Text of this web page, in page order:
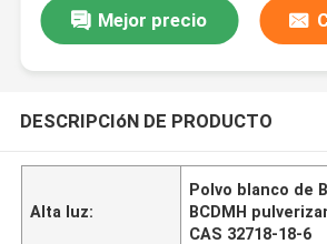
Mejor precio
DESCRIPCIóN DE PRODUCTO
Alta luz:
Polvo blanco de
BCDMH
CAS 32718-18-6